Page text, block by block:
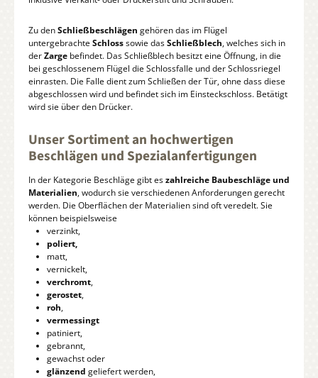
Zu denSchließbeschlägen gehören das im Flügel
untergebrachte Schlosssowie dasSchließblech, welches sich in
derZarge befindet. Das Schließblech besitzt eine Öffnung, in die
bei geschlossenem Flügel die Schlossfalle und der Schlossriegel
einrasten. Die Falle dient zum Schließen der Tür, ohne dass diese
abgeschlossen wird und befindet sich im Einsteckschloss. Betätigt
wird sie über den Drücker.
Unser Sortiment an hochwertigen
Beschlägen und Spezialanfertigungen
In der Kategorie Beschläge gibt eszahlreiche Baubeschläge und
Materialien, wodurch sie verschiedenen Anforderungen gerecht
werden. Die Oberflächen der Materialien sind oft veredelt. Sie
können beispielsweise
verzinkt,
poliert,
matt,
vernickelt,
verchromt,
gerostet,
roh,
vermessingt
patiniert,
gebrannt,
gewachst oder
glänzend geliefert werden,